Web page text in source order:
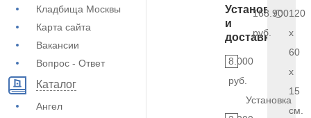
Кладбища Москвы
Карта сайта
Вакансии
Вопрос - Ответ
Каталог
Ангел
Установка
и
доставка
8.000
руб.
Установка
168.900
руб.
120
x
60
x
15
см.